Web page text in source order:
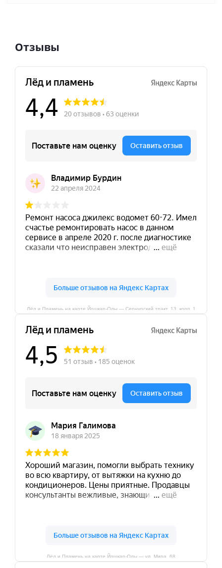
Отзывы
Лёд и Пламень на карте Йошкар‑Олы — Сернурский тракт, 13, корп. 1
Лёд и Пламень на карте Йошкар‑Олы — ул. Мира, 68